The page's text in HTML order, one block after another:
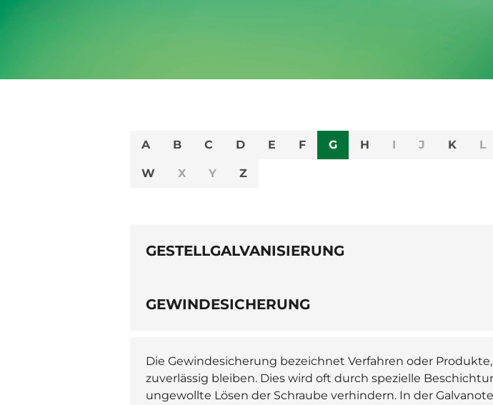
A B C D E F G H I J K L
W X Y Z
GESTELLGALVANISIERUNG
GEWINDESICHERUNG
Die Gewindesicherung bezeichnet Verfahren oder
zuverlässig bleiben. Dies wird oft durch spezielle
ungewollte Lösen der Schraube verhindern. In der